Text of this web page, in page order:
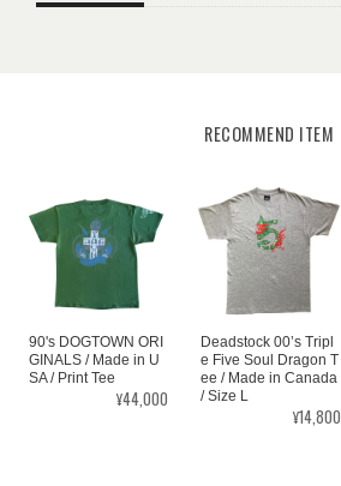
RECOMMEND ITEM
90's DOGTOWN ORI
GINALS / Made in U
SA / Print Tee
¥44,000
Deadstock 00’s Tripl
e Five Soul Dragon T
ee / Made in Canada
/ Size L
¥14,800